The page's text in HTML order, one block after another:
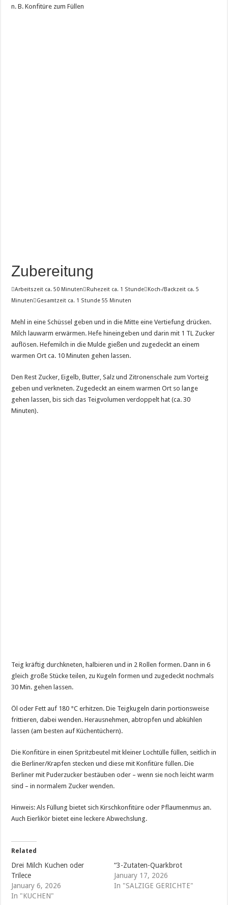
n. B. Konfitüre zum Füllen
Zubereitung
Arbeitszeit ca. 50 Minuten Ruhezeit ca. 1 Stunde Koch-/Backzeit ca. 5
Minuten Gesamtzeit ca. 1 Stunde 55 Minuten
Mehl in eine Schüssel geben und in die Mitte eine Vertiefung drücken.
Milch lauwarm erwärmen. Hefe hineingeben und darin mit 1 TL Zucker
auflösen. Hefemilch in die Mulde gießen und zugedeckt an einem
warmen Ort ca. 10 Minuten gehen lassen.
Den Rest Zucker, Eigelb, Butter, Salz und Zitronenschale zum Vorteig
geben und verkneten. Zugedeckt an einem warmen Ort so lange
gehen lassen, bis sich das Teigvolumen verdoppelt hat (ca. 30
Minuten).
Teig kräftig durchkneten, halbieren und in 2 Rollen formen. Dann in 6
gleich große Stücke teilen, zu Kugeln formen und zugedeckt nochmals
30 Min. gehen lassen.
Öl oder Fett auf 180 °C erhitzen. Die Teigkugeln darin portionsweise
frittieren, dabei wenden. Herausnehmen, abtropfen und abkühlen
lassen (am besten auf Küchentüchern).
Die Konfitüre in einen Spritzbeutel mit kleiner Lochtülle füllen, seitlich in
die Berliner/Krapfen stecken und diese mit Konfitüre füllen. Die
Berliner mit Puderzucker bestäuben oder – wenn sie noch leicht warm
sind – in normalem Zucker wenden.
Hinweis: Als Füllung bietet sich Kirschkonfitüre oder Pflaumenmus an.
Auch Eierlikör bietet eine leckere Abwechslung.
Related
Drei Milch Kuchen oder
Trilece
January 6, 2026
In "KUCHEN"
“3-Zutaten-Quarkbrot
January 17, 2026
In "SALZIGE GERICHTE"